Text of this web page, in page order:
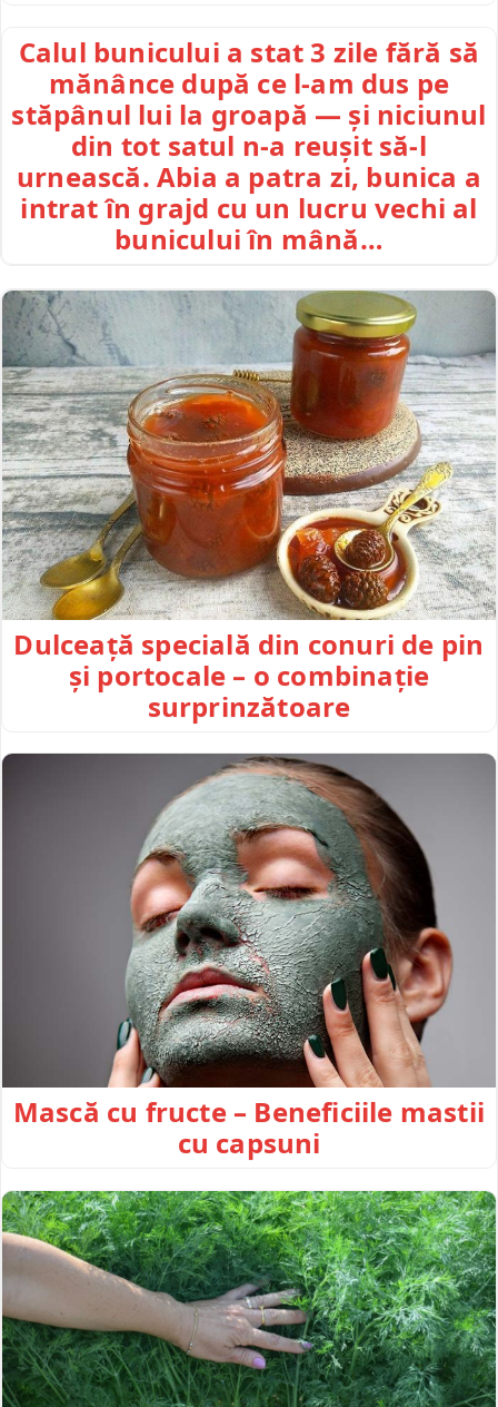
Calul bunicului a stat 3 zile fără să
mănânce după ce l-am dus pe
stăpânul lui la groapă — și niciunul
din tot satul n-a reușit să-l
urnească. Abia a patra zi, bunica a
intrat în grajd cu un lucru vechi al
bunicului în mână…
Dulceață specială din conuri de pin
și portocale – o combinație
surprinzătoare
Mască cu fructe – Beneficiile mastii
cu capsuni